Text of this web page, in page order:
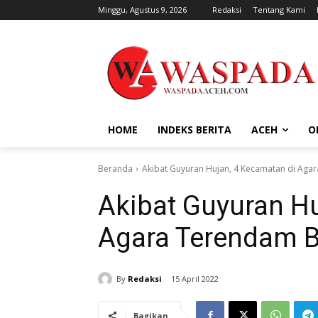
Minggu, Agustus 9, 2026 Redaksi Tentang Kami
HOME INDEKS BERITA ACEH
Beranda Akibat Guyuran Hujan, 4 Kecamatan di
Akibat Guyuran
Agara Terendam
By Redaksi 15 April 2022
Bagikan